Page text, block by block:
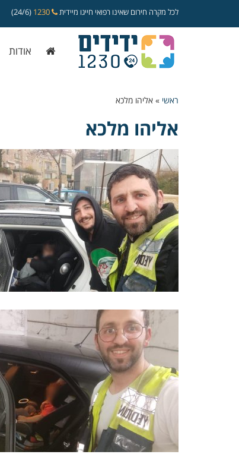
לכל מקרה חירום שאינו רפואי חייגו מיידית (24/6)
אודות
ראשי » אליהו מלכא
אליהו מלכא